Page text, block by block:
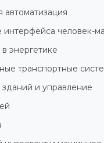
интерфейса человек-
энергетике
транспортные
и управление